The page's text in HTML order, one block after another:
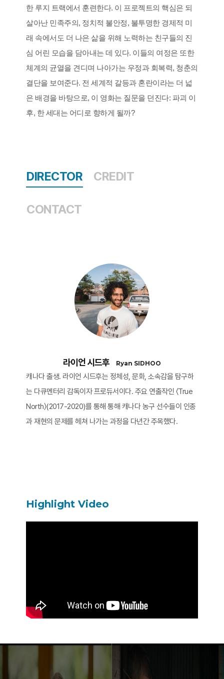
한 루지 트랙에서 훈련한다. 이 프로젝트의 핵심은 되
살아난 민족주의, 정치적 불안정, 불투명한 경제적 미
래 속에서도 더 나은 삶을 위해 노력하는 친구들의 진
심 어린 모습을 담아내는 데 있다. 이들의 여정은 또한
체계의 균열을 견디며 나아가는 우정과 회복력, 청춘의
결단을 보여준다. 전 세계적 갈등과 혼란이라는 더 넓
은 배경을 바탕으로, 이 영화는 질문을 던진다: 파괴 이
후, 한 세대는 어디로 향하게 될까?
DIRECTOR CREDIT
CONTACT
라이언 시드후 Ryan SIDHOO
캐나다 출생. 라이언 시드후는 정체성, 문화, 소속감을 탐구하
는 다큐멘터리 감독이자 프로듀서이다. 주요 연출작인 〈True
North〉(2017-2020)를 통해 통해 캐나다 농구 선수들이 인종
과 재현의 문제를 헤쳐 나가는 과정을 다년간 주목했다.
Highlight Video
이전 영화